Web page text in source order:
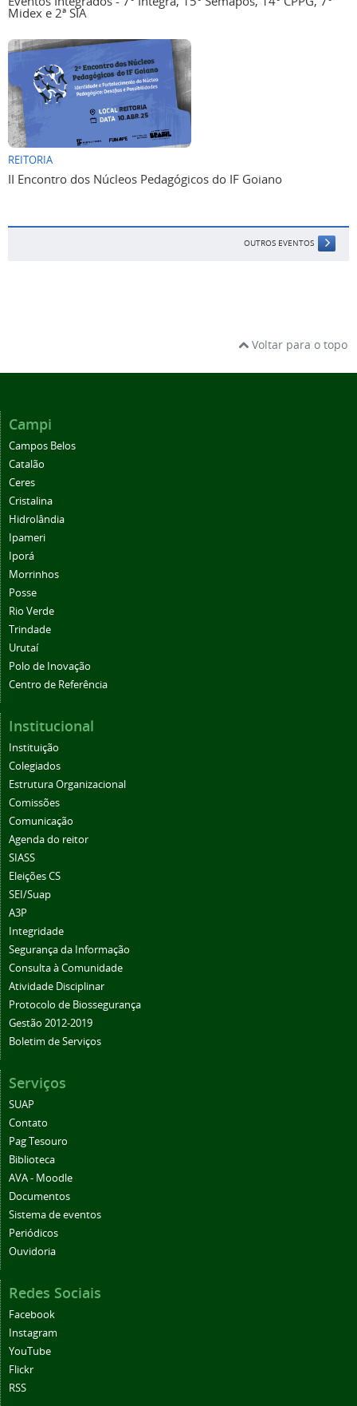
Midex e 2ª SIA
REITORIA
II Encontro dos Núcleos Pedagógicos do IF Goiano
OUTROS EVENTOS
Voltar para o topo
Campi
Campos Belos
Catalão
Ceres
Cristalina
Hidrolândia
Ipameri
Iporá
Morrinhos
Posse
Rio Verde
Trindade
Urutaí
Polo de Inovação
Centro de Referência
Institucional
Instituição
Colegiados
Estrutura Organizacional
Comissões
Comunicação
Agenda do reitor
SIASS
Eleições CS
SEI/Suap
A3P
Integridade
Segurança da Informação
Consulta à Comunidade
Atividade Disciplinar
Protocolo de Biossegurança
Gestão 2012-2019
Boletim de Serviços
Serviços
SUAP
Contato
Pag Tesouro
Biblioteca
AVA - Moodle
Documentos
Sistema de eventos
Periódicos
Ouvidoria
Redes Sociais
Facebook
Instagram
YouTube
Flickr
RSS